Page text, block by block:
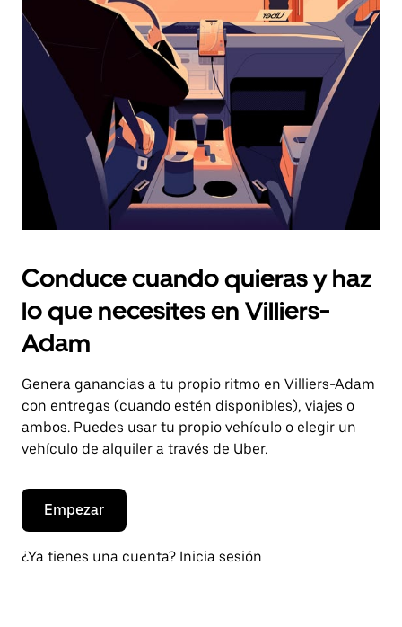
el
botón
escape
el
calendario.
Conduce cuando quieras y haz
lo que necesites en Villiers-
Adam
Genera ganancias a tu propio ritmo en Villiers-Adam
con entregas (cuando estén disponibles), viajes o
ambos. Puedes usar tu propio vehículo o elegir un
vehículo de alquiler a través de Uber.
Empezar
¿Ya tienes una cuenta? Inicia sesión